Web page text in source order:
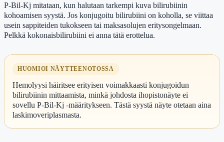
P-Bil-Kj mitataan, kun halutaan tarkempi kuva bilirubiinin
kohoamisen syystä. Jos konjugoitu bilirubiini on koholla, se viittaa
usein sappiteiden tukokseen tai maksasolujen eritysongelmaan.
Pelkkä kokonaisbilirubiini ei anna tätä erottelua.
HUOMIOI NÄYTTEENOTOSSA
Hemolyysi häiritsee erityisen voimakkaasti konjugoidun
bilirubiinin mittaamista, minkä johdosta ihopistonäyte ei
sovellu P-Bil-Kj -määritykseen. Tästä syystä näyte otetaan aina
laskimoveriplasmasta.